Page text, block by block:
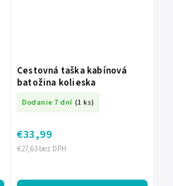
Cestovná taška kabínová
batožina kolieska
Dodanie 7 dní (1 ks)
€27,63 bez DPH
€33,99